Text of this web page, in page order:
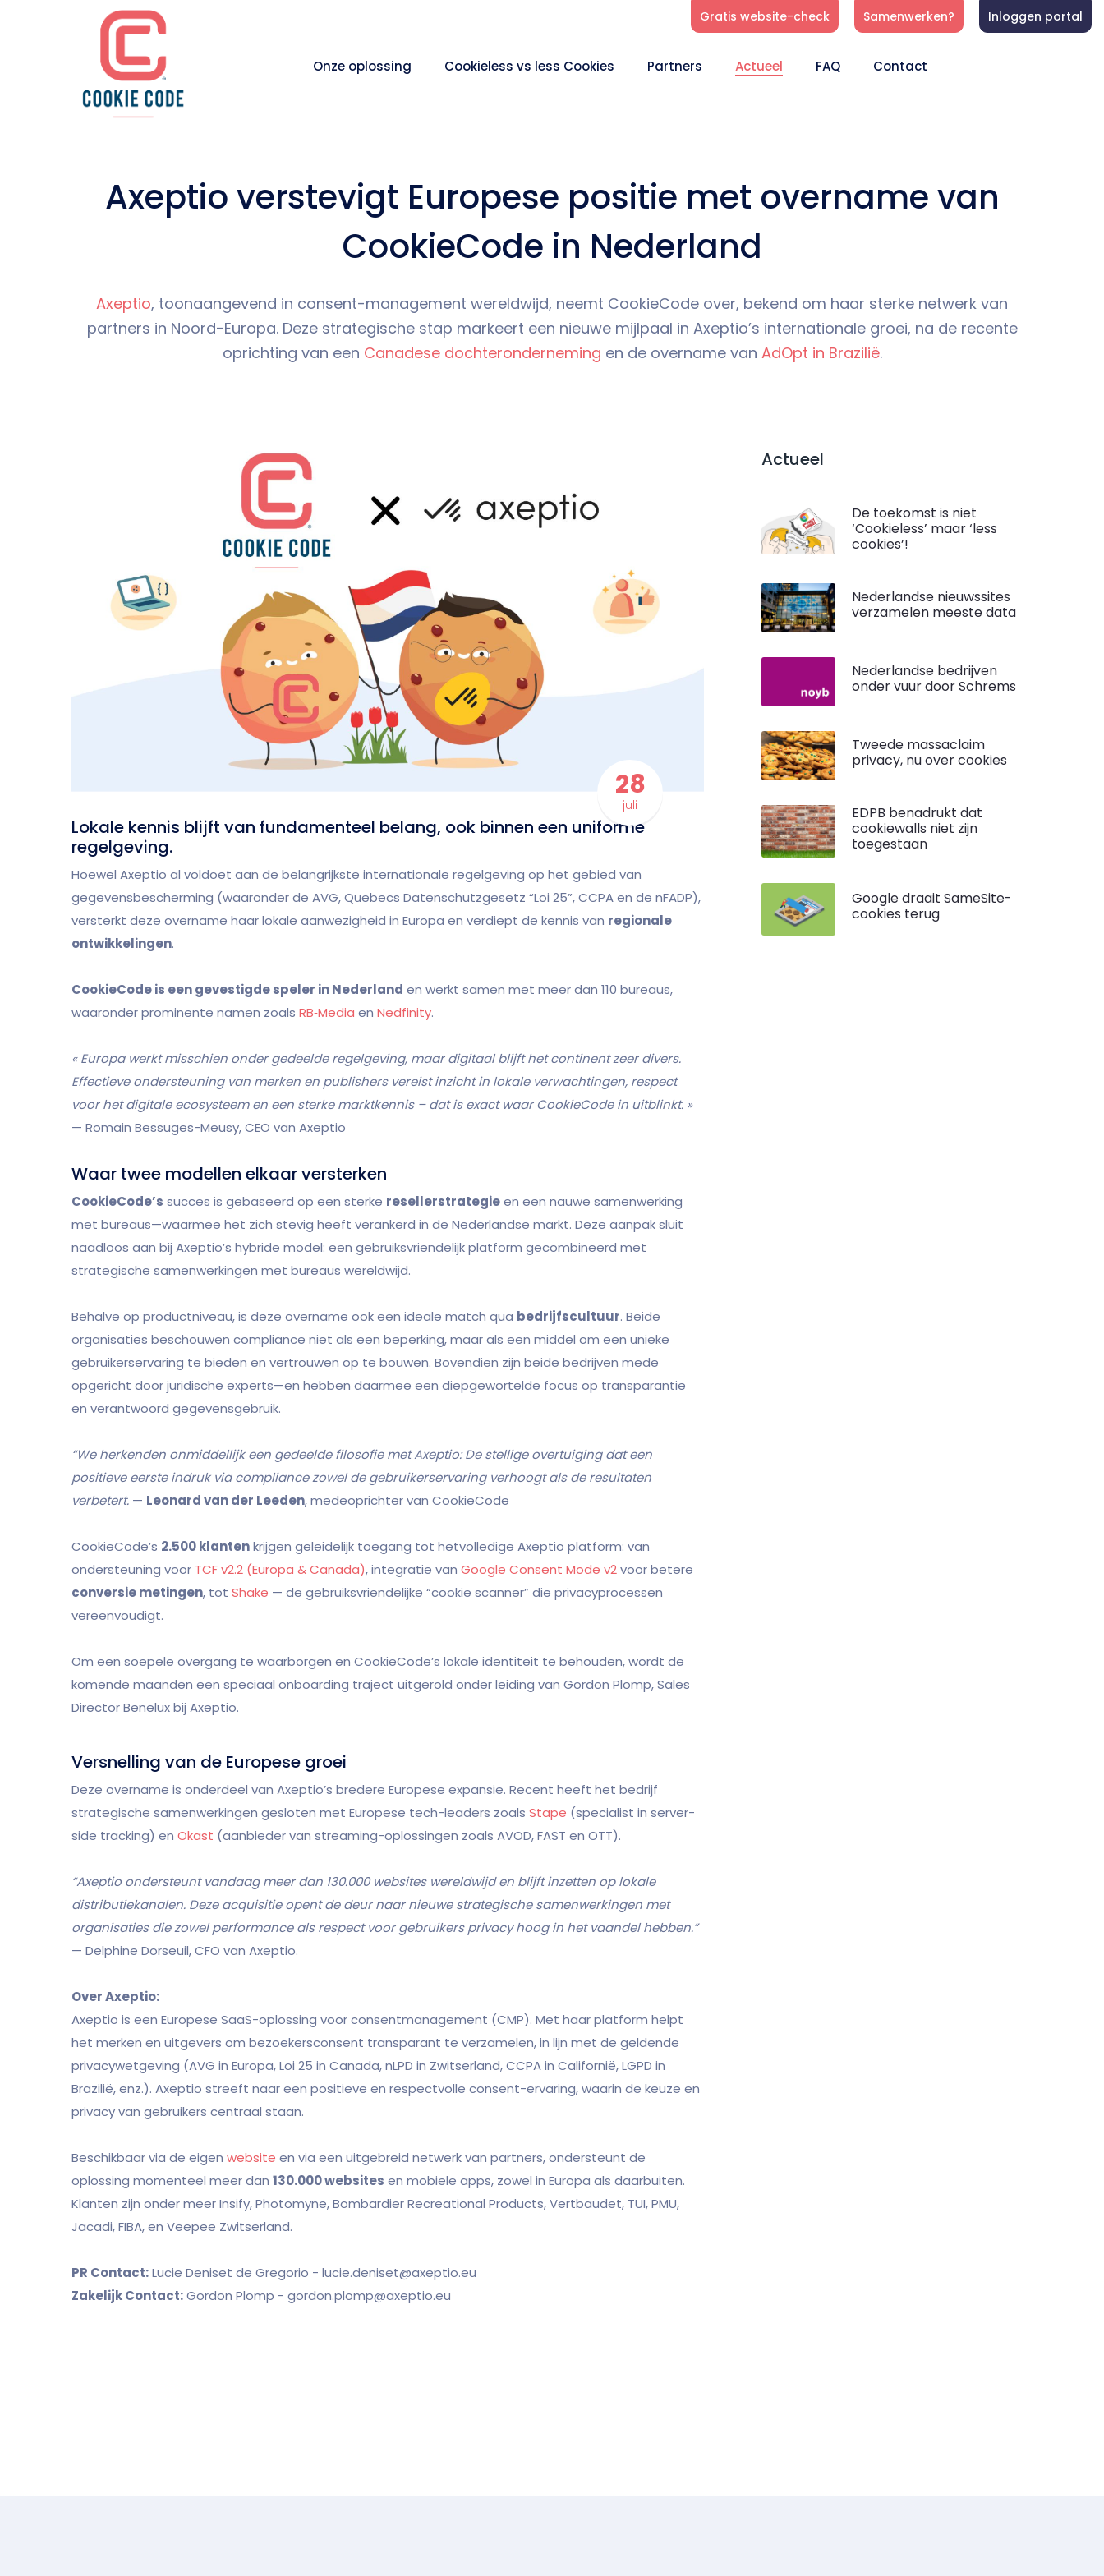
Gratis website-check Samenwerken? Inloggen portal
Onze oplossing Cookieless vs less Cookies Partners Actueel FAQ Contact
Axeptio verstevigt Europese positie met overname van
CookieCode in Nederland
Axeptio, toonaangevend in consent-management wereldwijd, neemt CookieCode over, bekend om haar sterke netwerk van
partners in Noord-Europa. Deze strategische stap markeert een nieuwe mijlpaal in Axeptio’s internationale groei, na de recente
oprichting van een Canadese dochteronderneming en de overname van AdOpt in Brazilië.
28
juli
Lokale kennis blijft van fundamenteel belang, ook binnen een uniforme
regelgeving.
Hoewel Axeptio al voldoet aan de belangrijkste internationale regelgeving op het gebied van
gegevensbescherming (waaronder de AVG, Quebecs Datenschutzgesetz “Loi 25”, CCPA en de nFADP),
versterkt deze overname haar lokale aanwezigheid in Europa en verdiept de kennis van regionale
ontwikkelingen.
CookieCode is een gevestigde speler in Nederland en werkt samen met meer dan 110 bureaus,
waaronder prominente namen zoals RB‑Media en Nedfinity.
« Europa werkt misschien onder gedeelde regelgeving, maar digitaal blijft het continent zeer divers.
Effectieve ondersteuning van merken en publishers vereist inzicht in lokale verwachtingen, respect
voor het digitale ecosysteem en een sterke marktkennis – dat is exact waar CookieCode in uitblinkt. »
— Romain Bessuges-Meusy, CEO van Axeptio
Waar twee modellen elkaar versterken
CookieCode’s succes is gebaseerd op een sterke resellerstrategieen een nauwe samenwerking
met bureaus—waarmee het zich stevig heeft verankerd in de Nederlandse markt. Deze aanpak sluit
naadloos aan bij Axeptio’s hybride model: een gebruiksvriendelijk platform gecombineerd met
strategische samenwerkingen met bureaus wereldwijd.
Behalve op productniveau, is deze overname ook een ideale match qua bedrijfscultuur. Beide
organisaties beschouwen compliance niet als een beperking, maar als een middel om een unieke
gebruikerservaring te bieden en vertrouwen op te bouwen. Bovendien zijn beide bedrijven mede
opgericht door juridische experts—en hebben daarmee een diepgewortelde focus op transparantie
en verantwoord gegevensgebruik.
“We herkenden onmiddellijk een gedeelde filosofie met Axeptio: De stellige overtuiging dat een
positieve eerste indruk via compliance zowel de gebruikerservaring verhoogt als de resultaten
verbetert. — Leonard van der Leeden, medeoprichter van CookieCode
CookieCode’s 2.500 klantenkrijgen geleidelijk toegang tot hetvolledige Axeptio platform: van
ondersteuning voor TCF v2.2 (Europa & Canada), integratie van Google Consent Mode v2voor betere
conversie metingen, tot Shake — de gebruiksvriendelijke “cookie scanner” die privacyprocessen
vereenvoudigt.
Om een soepele overgang te waarborgen en CookieCode’s lokale identiteit te behouden, wordt de
komende maanden een speciaal onboarding traject uitgerold onder leiding van Gordon Plomp, Sales
Director Benelux bij Axeptio.
Versnelling van de Europese groei
Deze overname is onderdeel van Axeptio’s bredere Europese expansie. Recent heeft het bedrijf
strategische samenwerkingen gesloten met Europese tech-leaders zoals Stape (specialist in server-
side tracking) en Okast (aanbieder van streaming-oplossingen zoals AVOD, FAST en OTT).
“Axeptio ondersteunt vandaag meer dan 130.000 websites wereldwijd en blijft inzetten op lokale
distributiekanalen. Deze acquisitie opent de deur naar nieuwe strategische samenwerkingen met
organisaties die zowel performance als respect voor gebruikers privacy hoog in het vaandel hebben.”
— Delphine Dorseuil, CFO van Axeptio.
Over Axeptio:
Axeptio is een Europese SaaS-oplossing voor consentmanagement (CMP). Met haar platform helpt
het merken en uitgevers om bezoekersconsent transparant te verzamelen, in lijn met de geldende
privacywetgeving (AVG in Europa, Loi 25 in Canada, nLPD in Zwitserland, CCPA in Californië, LGPD in
Brazilië, enz.). Axeptio streeft naar een positieve en respectvolle consent-ervaring, waarin de keuze en
privacy van gebruikers centraal staan.
Beschikbaar via de eigen website en via een uitgebreid netwerk van partners, ondersteunt de
oplossing momenteel meer dan 130.000 websites en mobiele apps, zowel in Europa als daarbuiten.
Klanten zijn onder meer Insify, Photomyne, Bombardier Recreational Products, Vertbaudet, TUI, PMU,
Jacadi, FIBA, en Veepee Zwitserland.
PR Contact:Lucie Deniset de Gregorio - lucie.deniset@axeptio.eu
Zakelijk Contact:Gordon Plomp - gordon.plomp@axeptio.eu
Actueel
De toekomst is niet
‘Cookieless’ maar ‘less
cookies’!
Nederlandse nieuwssites
verzamelen meeste data
Nederlandse bedrijven
onder vuur door Schrems
Tweede massaclaim
privacy, nu over cookies
EDPB benadrukt dat
cookiewalls niet zijn
toegestaan
Google draait SameSite-
cookies terug